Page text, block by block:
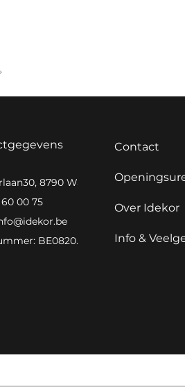
8790 Waregem
00 75
BE0820.982.066
Contact
Over Idekor
Info &